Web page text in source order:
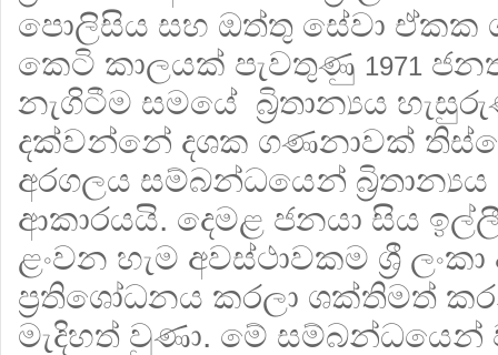
පොලිසිය සහ ඔත්තු සේවා ඒකක
කෙටි කාලයක් පැවතුණු 1971
නැගිටීම සමයේ බ්‍රිතාන්‍යය
දක්වන්නේ දශක ගණනාවක්
අරගලය සම්බන්ධයෙන් බ්‍රිතාන්‍යය
ආකාරයයි. දෙමළ ජනයා සිය
ළංවන හැම අවස්ථාවකම ශ්‍රී
ප්‍රතිශෝධනය කරලා ශක්තිමත්
මැදිහත් වුණා. මේ සම්බන්ධයෙන්